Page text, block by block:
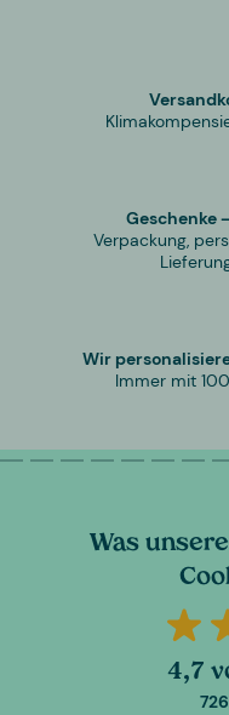
Geschenke
Verpackung,
Wir
Immer mit
Was
4,7